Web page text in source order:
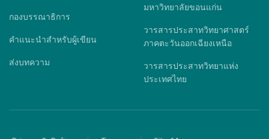
กองบรรณาธิการ
คำแนะนำสำหรับผู้เขียน
ส่งบทความ
มหาวิทยาลัยขอนแก่น
วารสารประสาทวิทยาศาสตร์
ภาคตะวันออกเฉียงเหนือ
วารสารประสาทวิทยาแห่ง
ประเทศไทย